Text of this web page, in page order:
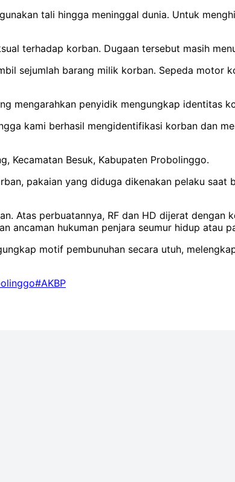
tali hingga meninggal dunia. Untuk
terhadap korban. Dugaan tersebut masih
sejumlah barang milik korban. Sepeda motor
mengarahkan penyidik mengungkap identitas
kami berhasil mengidentifikasi korban dan
Kecamatan Besuk, Kabupaten Probolinggo.
pakaian yang diduga dikenakan pelaku
Atas perbuatannya, RF dan HD dijerat dengan
ancaman hukuman penjara seumur hidup atau
motif pembunuhan secara utuh,
#AKBP